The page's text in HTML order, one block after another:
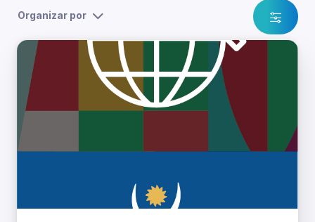
Organizar por